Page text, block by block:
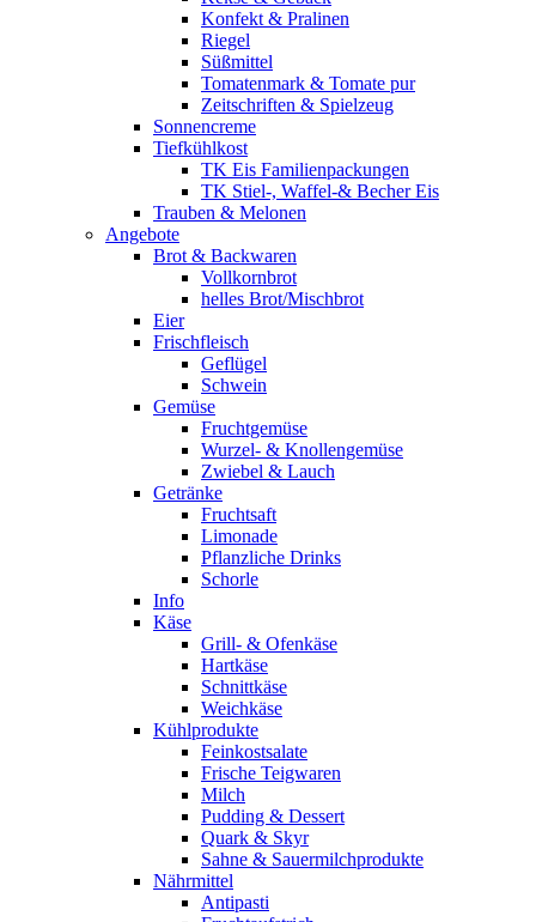
Konfekt & Pralinen
Riegel
Süßmittel
Tomatenmark & Tomate pur
Zeitschriften & Spielzeug
Sonnencreme
Tiefkühlkost
TK Eis Familienpackungen
TK Stiel-, Waffel-& Becher Eis
Trauben & Melonen
Angebote
Brot & Backwaren
Vollkornbrot
helles Brot/Mischbrot
Eier
Frischfleisch
Geflügel
Schwein
Gemüse
Fruchtgemüse
Wurzel- & Knollengemüse
Zwiebel & Lauch
Getränke
Fruchtsaft
Limonade
Pflanzliche Drinks
Schorle
Info
Käse
Grill- & Ofenkäse
Hartkäse
Schnittkäse
Weichkäse
Kühlprodukte
Feinkostsalate
Frische Teigwaren
Milch
Pudding & Dessert
Quark & Skyr
Sahne & Sauermilchprodukte
Nährmittel
Antipasti